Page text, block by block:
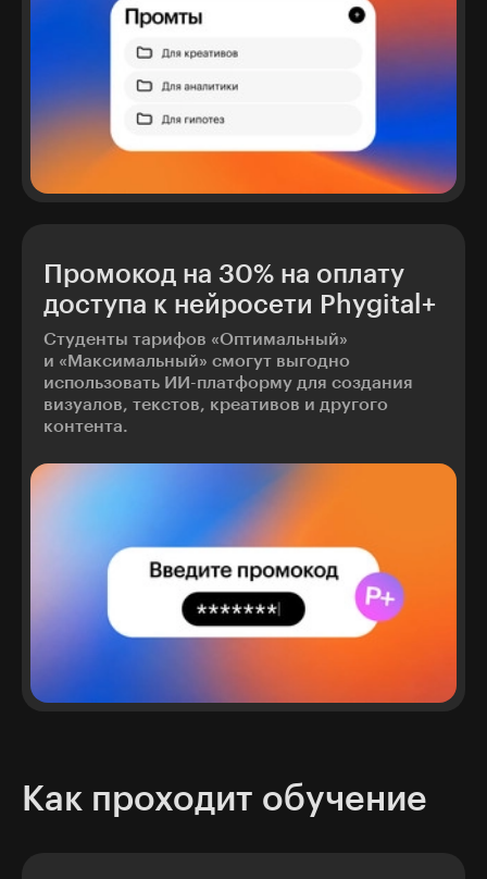
Промокод на 30% на оплату
доступа к нейросети Phygital+
Студенты тарифов «Оптимальный»
и «Максимальный» смогут выгодно
использовать ИИ-платформу для создания
визуалов, текстов, креативов и другого
контента.
Как проходит обучение